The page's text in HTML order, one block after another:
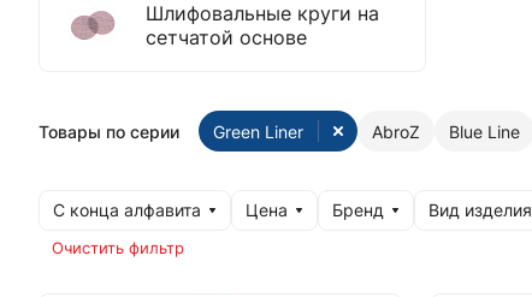
Шлифовальные круги на
сетчатой основе
Товары по серии AbroZ Blue Line
Green Liner
С конца алфавита Цена Бренд Вид изделия
Очистить фильтр